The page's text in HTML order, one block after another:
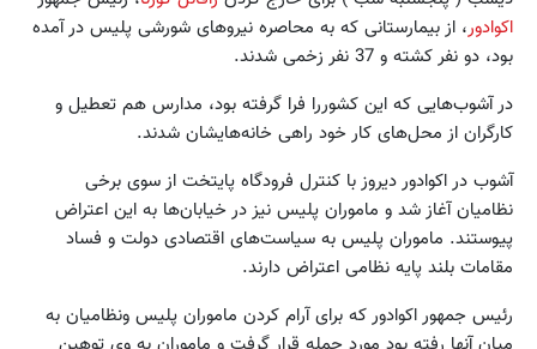
اکوادور، از بیمارستانی که به محاصره نیروهای شورشی پلیس در آمده
بود، دو نفر کشته و 37 نفر زخمی شدند.
در آشوب‌هایی که این کشوررا فرا گرفته بود، مدارس هم تعطیل و
کارگران از محل‌های کار خود راهی خانه‌هایشان شدند.
آشوب در اکوادور دیروز با کنترل فرودگاه پایتخت از سوی برخی
نظامیان آغاز شد و ماموران پلیس نیز در خیابان‌ها به این اعتراض
پیوستند. ماموران پلیس به سیاست‌های اقتصادی دولت و فساد
مقامات بلند پایه نظامی اعتراض دارند.
رئیس جمهور اکوادور که برای آرام کردن ماموران پلیس ونظامیان به